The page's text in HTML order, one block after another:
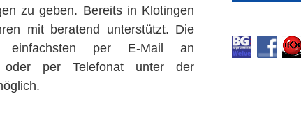
zu geben. Bereits in Klotingen
mit beratend unterstützt. Die
einfachsten per E-Mail an
oder per Telefonat unter der